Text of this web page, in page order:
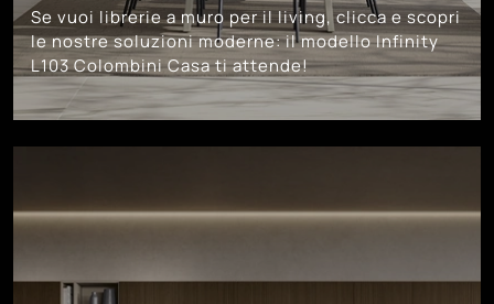
Se vuoi librerie a muro per il living, clicca e scopri
le nostre soluzioni moderne: il modello Infinity
L103 Colombini Casa ti attende!